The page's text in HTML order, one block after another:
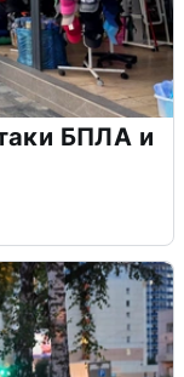
БПЛА и